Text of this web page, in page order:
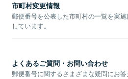
市町村変更情報
郵便番号を公表した市町村の一覧を実
しています。
よくあるご質問・お問い合わせ
郵便番号に関するさまざまな疑問にお答